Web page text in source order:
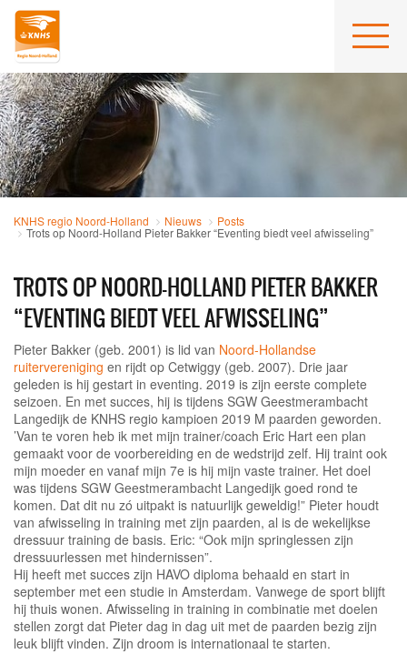
KNHS regio Noord-Holland Nieuws Posts
Trots op Noord-Holland Pieter Bakker “Eventing biedt veel afwisseling”
TROTS OP NOORD-HOLLAND PIETER BAKKER
“EVENTING BIEDT VEEL AFWISSELING”
Pieter Bakker (geb. 2001) is lid van Noord-Hollandse
ruitervereniging en rijdt op Cetwiggy (geb. 2007). Drie jaar
geleden is hij gestart in eventing. 2019 is zijn eerste complete
seizoen. En met succes, hij is tijdens SGW Geestmerambacht
Langedijk de KNHS regio kampioen 2019 M paarden geworden.
’Van te voren heb ik met mijn trainer/coach Eric Hart een plan
gemaakt voor de voorbereiding en de wedstrijd zelf. Hij traint ook
mijn moeder en vanaf mijn 7e is hij mijn vaste trainer. Het doel
was tijdens SGW Geestmerambacht Langedijk goed rond te
komen. Dat dit nu zó uitpakt is natuurlijk geweldig!” Pieter houdt
van afwisseling in training met zijn paarden, al is de wekelijkse
dressuur training de basis. Eric: “Ook mijn springlessen zijn
dressuurlessen met hindernissen”.
Hij heeft met succes zijn HAVO diploma behaald en start in
september met een studie in Amsterdam. Vanwege de sport blijft
hij thuis wonen. Afwisseling in training in combinatie met doelen
stellen zorgt dat Pieter dag in dag uit met de paarden bezig zijn
leuk blijft vinden. Zijn droom is internationaal te starten.